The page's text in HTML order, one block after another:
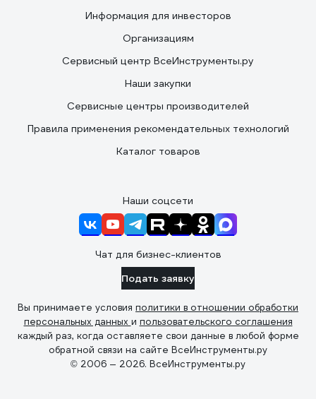
Информация для инвесторов
Организациям
Сервисный центр ВсеИнструменты.ру
Наши закупки
Сервисные центры производителей
Правила применения рекомендательных технологий
Каталог товаров
Наши соцсети
Чат для бизнес-клиентов
Подать заявку
Вы принимаете условия политики в отношении обработки
персональных данных и пользовательского соглашения
каждый раз, когда оставляете свои данные в любой форме
обратной связи на сайте ВсеИнструменты.ру
© 2006 — 2026. ВсеИнструменты.ру